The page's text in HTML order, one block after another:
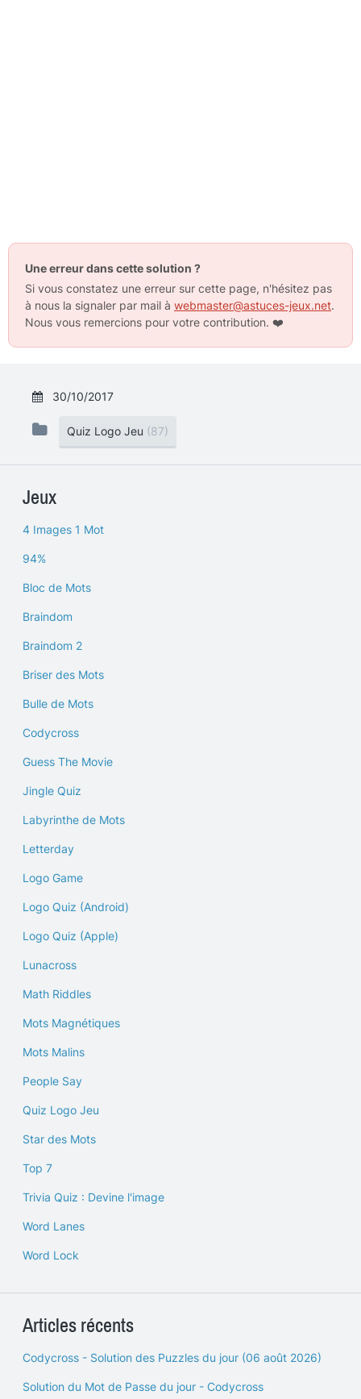
Une erreur dans cette solution ?
Si vous constatez une erreur sur cette page, n'hésitez pas
à nous la signaler par mail à webmaster@astuces-jeux.net.
Nous vous remercions pour votre contribution. ❤️
30/10/2017
Quiz Logo Jeu (87)
Jeux
4 Images 1 Mot
94%
Bloc de Mots
Braindom
Braindom 2
Briser des Mots
Bulle de Mots
Codycross
Guess The Movie
Jingle Quiz
Labyrinthe de Mots
Letterday
Logo Game
Logo Quiz (Android)
Logo Quiz (Apple)
Lunacross
Math Riddles
Mots Magnétiques
Mots Malins
People Say
Quiz Logo Jeu
Star des Mots
Top 7
Trivia Quiz : Devine l'image
Word Lanes
Word Lock
Articles récents
Codycross - Solution des Puzzles du jour (06 août 2026)
Solution du Mot de Passe du jour - Codycross